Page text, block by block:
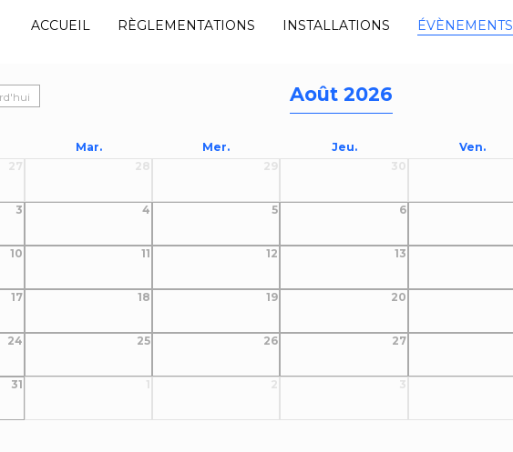
ACCUEIL RÈGLEMENTATIONS INSTALLATIONS ÉVÈNEMENTS
du club
Août 2026
Mar. Mer. Jeu. Ven.
27
28 29 30
3 4 5 6
10 11 12 13
17 18 19 20
24 25 26 27
31 1 2 3